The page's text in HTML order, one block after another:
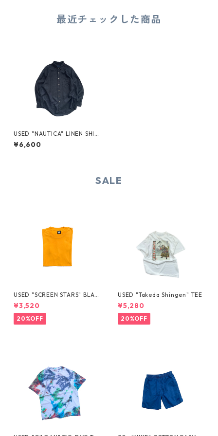
最近チェックした商品
USED "NAUTICA" LINEN SHIR
TS
¥6,600
SALE
USED "SCREEN STARS" BLAN
K TEE
¥3,520
20%OFF
USED "Takeda Shingen" TEE
¥5,280
20%OFF